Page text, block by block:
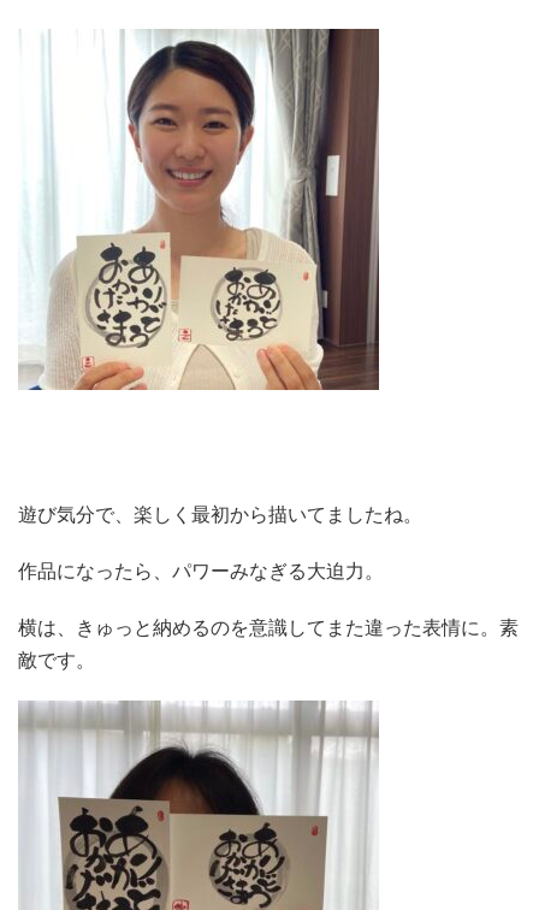
遊び気分で、楽しく最初から描いてましたね。
作品になったら、パワーみなぎる大迫力。
横は、きゅっと納めるのを意識してまた違った表情に。素
敵です。